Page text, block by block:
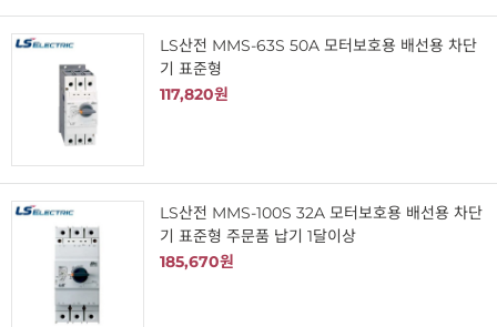
LS산전 MMS-63S 50A 모터보호용 배선용 차단
기 표준형
117,820원
LS산전 MMS-100S 32A 모터보호용 배선용 차단
기 표준형 주문품 납기 1달이상
185,670원